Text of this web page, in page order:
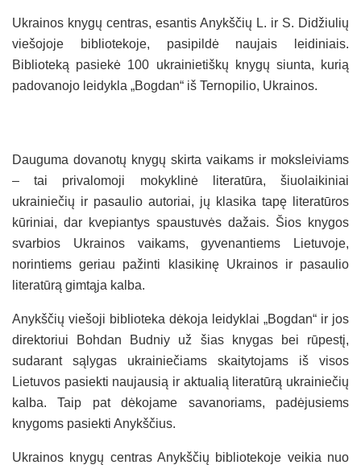
Ukrainos knygų centras, esantis Anykščių L. ir S. Didžiulių
viešojoje bibliotekoje, pasipildė naujais leidiniais.
Biblioteką pasiekė 100 ukrainietiškų knygų siunta, kurią
padovanojo leidykla „Bogdan“ iš Ternopilio, Ukrainos.
Dauguma dovanotų knygų skirta vaikams ir moksleiviams
– tai privalomoji mokyklinė literatūra, šiuolaikiniai
ukrainiečių ir pasaulio autoriai, jų klasika tapę literatūros
kūriniai, dar kvepiantys spaustuvės dažais. Šios knygos
svarbios Ukrainos vaikams, gyvenantiems Lietuvoje,
norintiems geriau pažinti klasikinę Ukrainos ir pasaulio
literatūrą gimtąja kalba.
Anykščių viešoji biblioteka dėkoja leidyklai „Bogdan“ ir jos
direktoriui Bohdan Budniy už šias knygas bei rūpestį,
sudarant sąlygas ukrainiečiams skaitytojams iš visos
Lietuvos pasiekti naujausią ir aktualią literatūrą ukrainiečių
kalba. Taip pat dėkojame savanoriams, padėjusiems
knygoms pasiekti Anykščius.
Ukrainos knygų centras Anykščių bibliotekoje veikia nuo